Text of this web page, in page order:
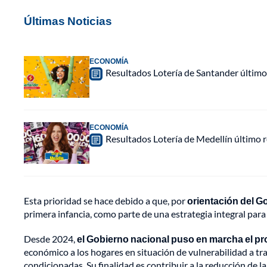
Últimas Noticias
ECONOMÍA
Resultados Lotería de Santander
ECONOMÍA
Resultados Lotería de Medellín último
Esta prioridad se hace debido a que, pororientación del
primera infancia, como parte de una estrategia integral
Desde 2024,el Gobierno nacional puso en marcha el
económico a los hogares en situación de vulnerabilidad a